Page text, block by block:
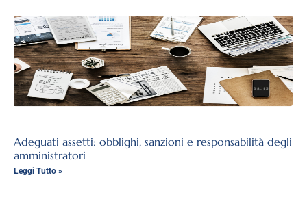
Adeguati assetti: obblighi, sanzioni e responsabilità degli
amministratori
Leggi Tutto »